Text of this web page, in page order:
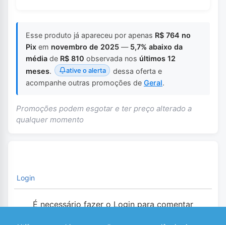
Esse produto já apareceu por apenas R$ 764 no
Pix em novembro de 2025 — 5,7% abaixo da
média de R$ 810 observada nos últimos 12
meses. ative o alerta
dessa oferta e
acompanhe outras promoções de Geral.
Promoções podem esgotar e ter preço alterado a
qualquer momento
Login
É necessário fazer o Login para comentar